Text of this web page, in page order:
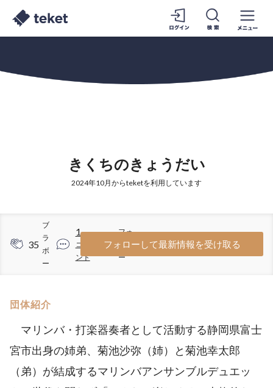
きくちのきょうだい
2024年10月からteketを利用しています
35
ブ
ラ
ボ
ー
1
コメ
ント
9
フォ
ロワ
ー
フォローして最新情報を受け取る
団体紹介
マリンバ・打楽器奏者として活動する静岡県富士
宮市出身の姉弟、菊池沙弥（姉）と菊池幸太郎
（弟）が結成するマリンバアンサンブルデュエッ